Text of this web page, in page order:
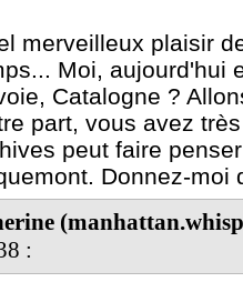
merveilleux plaisir
Moi, aujourd'hui
Catalogne ?
part, vous avez
peut faire
Donnez-moi
: